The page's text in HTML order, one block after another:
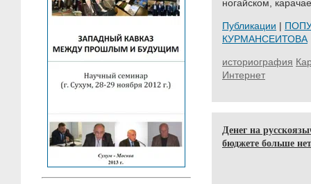
ногайском,
Публикации |
КУРМАНСЕИТОВА
историография
Интернет
Денег на
бюджете больше нет